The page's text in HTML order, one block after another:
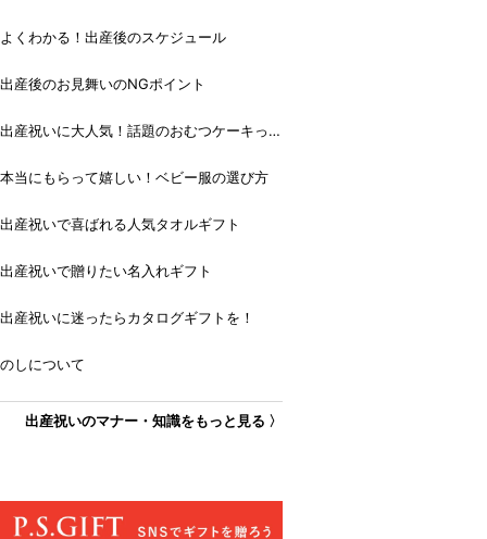
よくわかる！出産後のスケジュール
出産後のお見舞いのNGポイント
出産祝いに大人気！話題のおむつケーキっ
本当にもらって嬉しい！ベビー服の選び方
出産祝いで喜ばれる人気タオルギフト
出産祝いで贈りたい名入れギフト
出産祝いに迷ったらカタログギフトを！
のしについて
出産祝いのマナー・知識をもっと見る 〉